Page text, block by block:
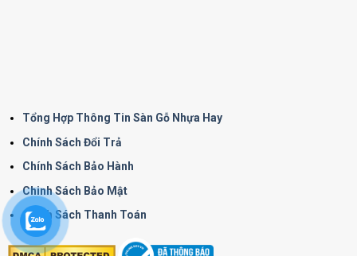
Tổng Hợp Thông Tin Sàn Gỗ Nhựa Hay
Chính Sách Đổi Trả
Chính Sách Bảo Hành
Chinh Sách Bảo Mật
Chính Sách Thanh Toán